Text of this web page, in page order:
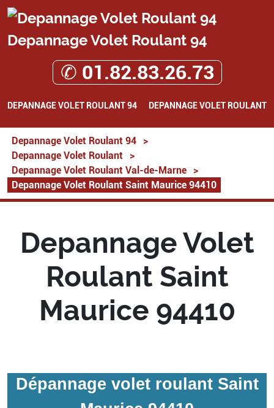
Depannage Volet Roulant 94
✆ 01.82.83.26.73
DEPANNAGE VOLET ROULANT 94 DEPANNAGE VOLET ROULANT
Depannage Volet Roulant 94
>
Depannage Volet Roulant
>
Depannage Volet Roulant Val-de-Marne
>
Depannage Volet Roulant Saint Maurice 94410
Depannage Volet
Roulant Saint
Maurice 94410
Dépannage volet roulant Saint